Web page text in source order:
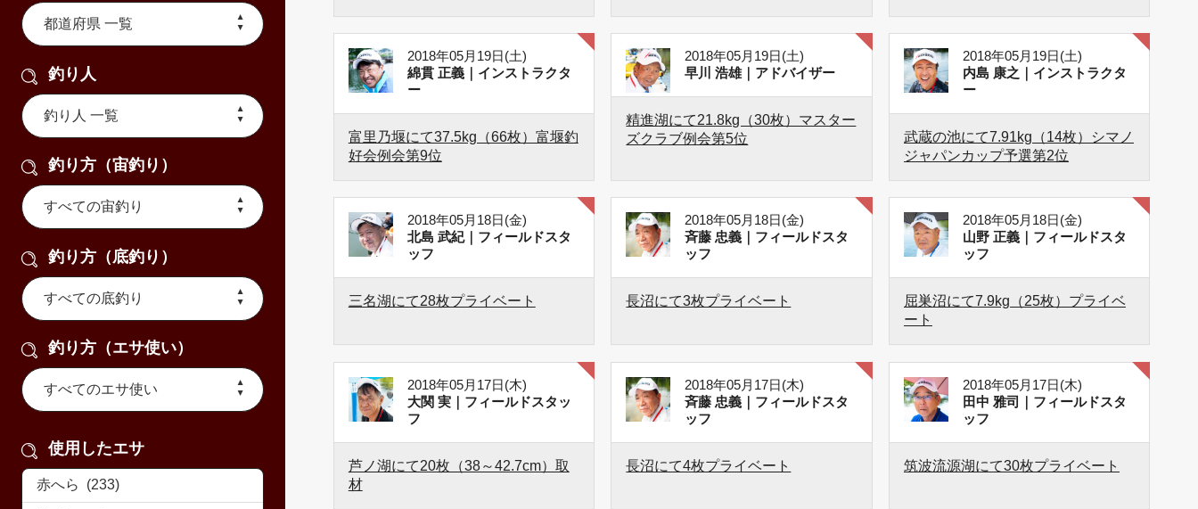
釣り人
釣り方（宙釣り）
釣り方（底釣り）
釣り方（エサ使い）
使用したエサ
2018年05月19日(土)
綿貫 正義｜インストラクタ
ー
富里乃堰にて37.5kg（66枚）富堰釣
好会例会第9位
2018年05月19日(土)
早川 浩雄｜アドバイザー
精進湖にて21.8kg（30枚）マスター
ズクラブ例会第5位
2018年05月19日(土)
内島 康之｜インストラクタ
ー
武蔵の池にて7.91kg（14枚）シマノ
ジャパンカップ予選第2位
2018年05月18日(金)
北島 武紀｜フィールドスタ
ッフ
三名湖にて28枚プライベート
2018年05月18日(金)
斉藤 忠義｜フィールドスタ
ッフ
長沼にて3枚プライベート
2018年05月18日(金)
山野 正義｜フィールドスタ
ッフ
屈巣沼にて7.9kg（25枚）プライベ
ート
2018年05月17日(木)
大関 実｜フィールドスタッ
フ
芦ノ湖にて20枚（38～42.7cm）取
材
2018年05月17日(木)
斉藤 忠義｜フィールドスタ
ッフ
長沼にて4枚プライベート
2018年05月17日(木)
田中 雅司｜フィールドスタ
ッフ
筑波流源湖にて30枚プライベート